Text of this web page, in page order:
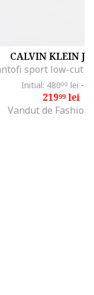
CALVIN KLEIN
Initial: 48099 lei -
21999lei
Vandut de Fashion